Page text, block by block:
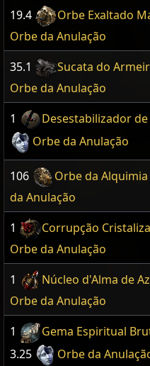
19.4 Orbe Exaltado
Orbe da Anulação
35.1 Sucata do
Orbe da Anulação
1 Desestabilizador
Orbe da Anulação
106 Orbe da Alquimia
da Anulação
1 Corrupção
Orbe da Anulação
1 Núcleo d'Alma de
Orbe da Anulação
1
Gema Espiritual
3.25
Orbe da